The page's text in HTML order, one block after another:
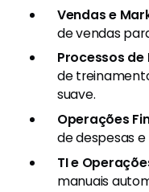
Vendas e
de vendas
Processos de
de
suave.
Operações
de despesas
TI e
manuais